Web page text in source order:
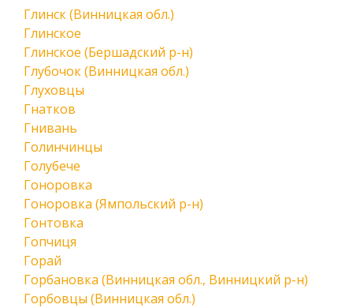
Глинск (Винницкая обл.)
Глинское
Глинское (Бершадский р-н)
Глубочок (Винницкая обл.)
Глуховцы
Гнатков
Гнивань
Голинчинцы
Голубече
Гоноровка
Гоноровка (Ямпольский р-н)
Гонтовка
Гопчиця
Горай
Горбановка (Винницкая обл., Винницкий р-н)
Горбовцы (Винницкая обл.)